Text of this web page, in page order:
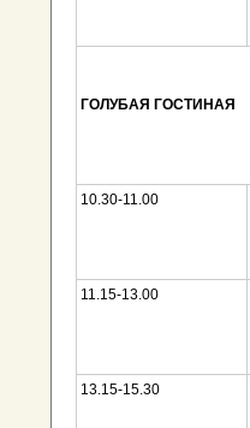
ГОЛУБАЯ ГОСТИНАЯ
10.30-11.00
11.15-13.00
13.15-15.30